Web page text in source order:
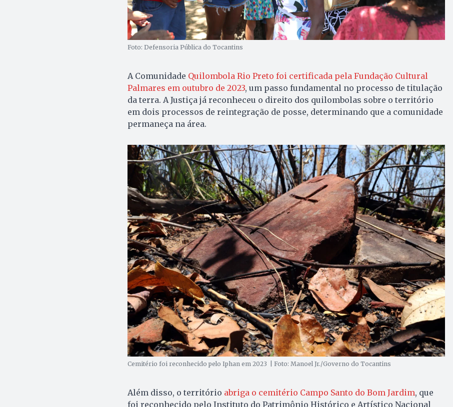
Foto: Defensoria Pública do Tocantins
A Comunidade Quilombola Rio Preto foi certificada pela Fundação Cultural
Palmares em outubro de 2023, um passo fundamental no processo de titulação
da terra. A Justiça já reconheceu o direito dos quilombolas sobre o território
em dois processos de reintegração de posse, determinando que a comunidade
permaneça na área.
Cemitério foi reconhecido pelo Iphan em 2023 | Foto: Manoel Jr./Governo do Tocantins
Além disso, o território abriga o cemitério Campo Santo do Bom Jardim, que
foi reconhecido pelo Instituto do Patrimônio Histórico e Artístico Nacional